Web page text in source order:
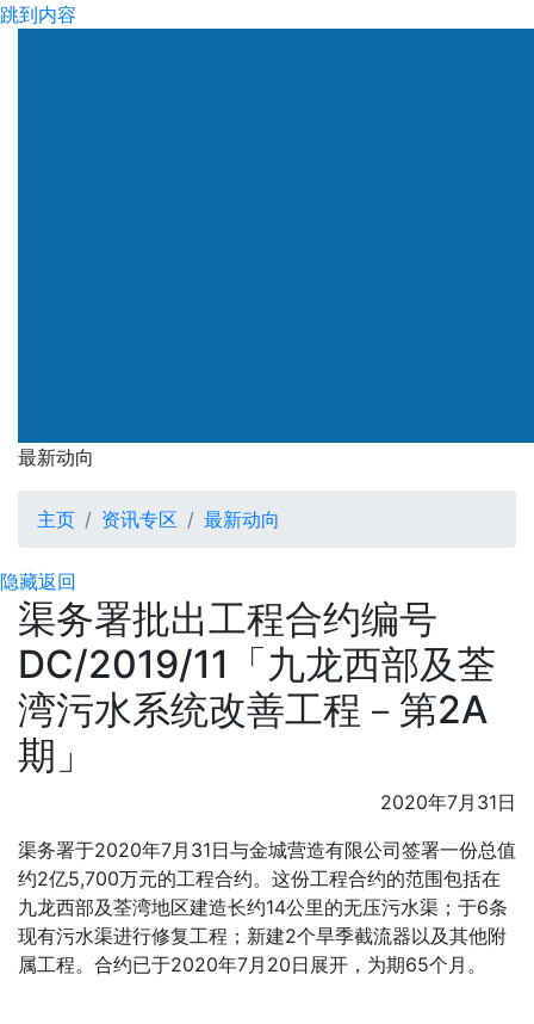
跳到内容
最新动向
最新动向
主页 资讯专区 最新动向
隐藏返回
渠务署批出工程合约编号
DC/2019/11「九龙西部及荃
湾污水系统改善工程－第2A
期」
2020年7月31日
渠务署于2020年7月31日与金城营造有限公司签署一份总值
约2亿5,700万元的工程合约。这份工程合约的范围包括在
九龙西部及荃湾地区建造长约14公里的无压污水渠；于6条
现有污水渠进行修复工程；新建2个旱季截流器以及其他附
属工程。合约已于2020年7月20日展开，为期65个月。